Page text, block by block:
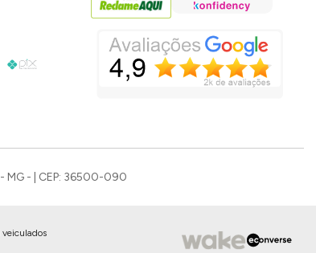
- MG - | CEP: 36500-090
veiculados